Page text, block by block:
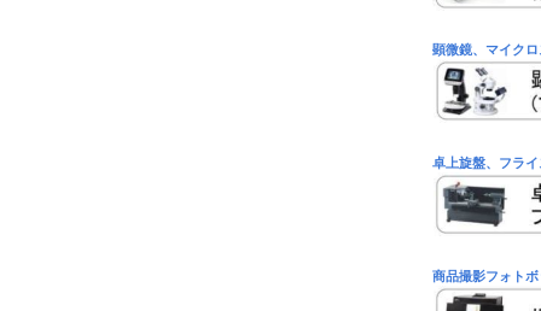
顕微鏡、マイク
卓上旋盤、フラ
商品撮影フォト